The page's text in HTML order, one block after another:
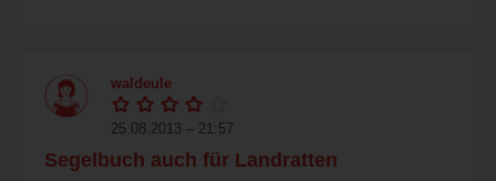
waldeule
25.08.2013 – 21:57
Segelbuch auch für Landratten